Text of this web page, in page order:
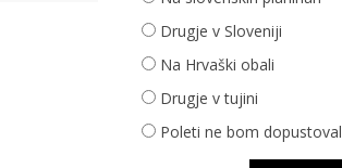
Drugje v Sloveniji
Na Hrvaški obali
Drugje v tujini
Poleti ne bom dopustoval